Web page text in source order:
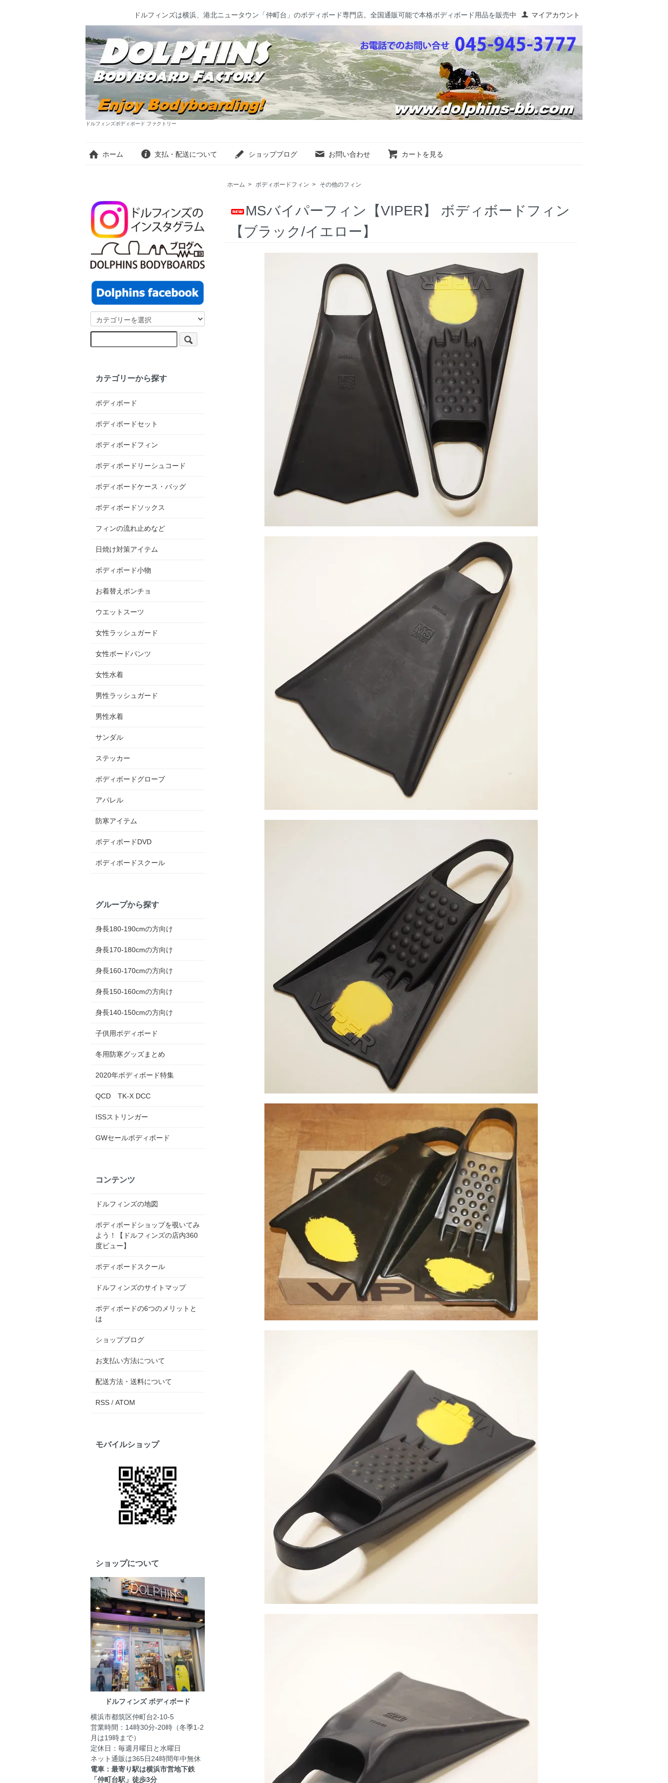
ドルフィンズは横浜、港北ニュータウン「仲町台」のボディボード専門店。全国通販可能で本格ボディボード用品を販売中 マイアカウント
ドルフィンズボディボード ファクトリー
ホーム 支払・配送について ショップブログ お問い合わせ カートを見る
ホーム > ボディボードフィン > その他のフィン
MSバイパーフィン【VIPER】 ボディボードフィン
【ブラック/イエロー】
カテゴリーから探す
ボディボード
ボディボードセット
ボディボードフィン
ボディボードリーシュコード
ボディボードケース・バッグ
ボディボードソックス
フィンの流れ止めなど
日焼け対策アイテム
ボディボード小物
お着替えポンチョ
ウエットスーツ
女性ラッシュガード
女性ボードパンツ
女性水着
男性ラッシュガード
男性水着
サンダル
ステッカー
ボディボードグローブ
アパレル
防寒アイテム
ボディボードDVD
ボディボードスクール
グループから探す
身長180-190cmの方向け
身長170-180cmの方向け
身長160-170cmの方向け
身長150-160cmの方向け
身長140-150cmの方向け
子供用ボディボード
冬用防寒グッズまとめ
2020年ボディボード特集
QCD TK-X DCC
ISSストリンガー
GWセールボディボード
コンテンツ
ドルフィンズの地図
ボディボードショップを覗いてみ
よう！【ドルフィンズの店内360
度ビュー】
ボディボードスクール
ドルフィンズのサイトマップ
ボディボードの6つのメリットと
は
ショップブログ
お支払い方法について
配送方法・送料について
RSS / ATOM
モバイルショップ
ショップについて
ドルフィンズ ボディボード
横浜市都筑区仲町台2-10-5
営業時間：14時30分-20時（冬季1-2
月は19時まで）
定休日：毎週月曜日と水曜日
ネット通販は365日24時間年中無休
電車：最寄り駅は横浜市営地下鉄
「仲町台駅」徒歩3分